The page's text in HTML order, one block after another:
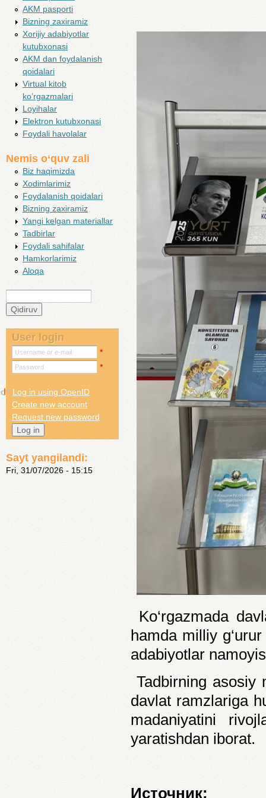
Ko‘rgazmada
hamda milliy
adabiyotlar
Tadbirning
davlat ramzlariga
madaniyatini
yaratishdan iborat.
Источник:
AKM pasporti
Bizning zaxiramiz
Xorijiy adabiyotlar
kutubxonasi
AKM dan foydalanish
qoidalari
Virtual kitob
ko’rgazmalari
Loyihalar
Elektron kutubxonasi
Foydali havolalar
Nemis o‘quv zali
Biz haqimizda
Xodimlarimiz
Foydalanish qoidalari
Bizning zaxiramiz
Yangi kelgan materiallar
Tadbirlar
Foydali sahifalar
Hamkorlarimiz
Aloqa
Search form
User login
Username or e-mail *
Password *
Log in using OpenID
Create new account
Request new password
Sayt yangilandi:
Fri, 31/07/2026 - 15:15